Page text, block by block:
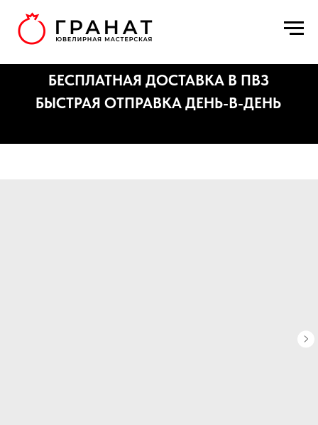
БЫСТРАЯ ОТПРАВКА ДЕНЬ-В-ДЕНЬ